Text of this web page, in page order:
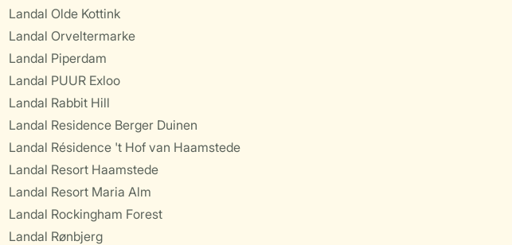
Landal Olde Kottink
Landal Orveltermarke
Landal Piperdam
Landal PUUR Exloo
Landal Rabbit Hill
Landal Residence Berger Duinen
Landal Résidence 't Hof van Haamstede
Landal Resort Haamstede
Landal Resort Maria Alm
Landal Rockingham Forest
Landal Rønbjerg